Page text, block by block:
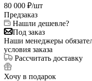
80 000 ₽/шт
Предзаказ
Нашли дешевле?
Под заказ
Наши менеджеры
условия заказа
Рассчитать доставку
Хочу в подарок